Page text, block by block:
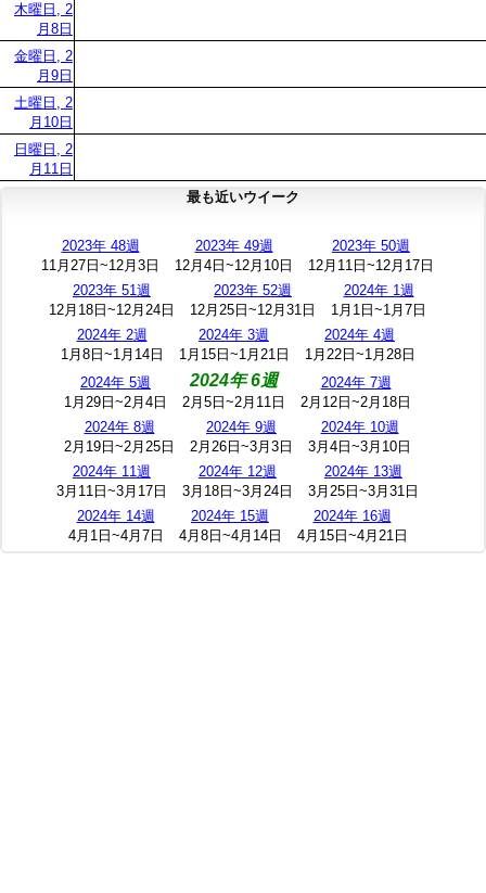
木曜日, 2
月8日
金曜日, 2
月9日
土曜日, 2
月10日
日曜日, 2
月11日
最も近いウイーク
2023年 48週
11月27日~12月3日
2023年 49週
12月4日~12月10日
2023年 50週
12月11日~12月17日
2023年 51週
12月18日~12月24日
2023年 52週
12月25日~12月31日
2024年 1週
1月1日~1月7日
2024年 2週
1月8日~1月14日
2024年 3週
1月15日~1月21日
2024年 4週
1月22日~1月28日
2024年 5週
1月29日~2月4日
2024年 6週
2月5日~2月11日
2024年 7週
2月12日~2月18日
2024年 8週
2月19日~2月25日
2024年 9週
2月26日~3月3日
2024年 10週
3月4日~3月10日
2024年 11週
3月11日~3月17日
2024年 12週
3月18日~3月24日
2024年 13週
3月25日~3月31日
2024年 14週
4月1日~4月7日
2024年 15週
4月8日~4月14日
2024年 16週
4月15日~4月21日